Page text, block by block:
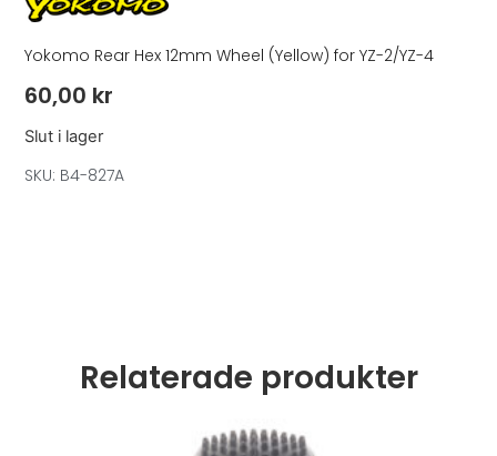
Yokomo Rear Hex 12mm Wheel (Yellow) for YZ-2/YZ-4
60,00 kr
Slut i lager
SKU: B4-827A
Relaterade produkter